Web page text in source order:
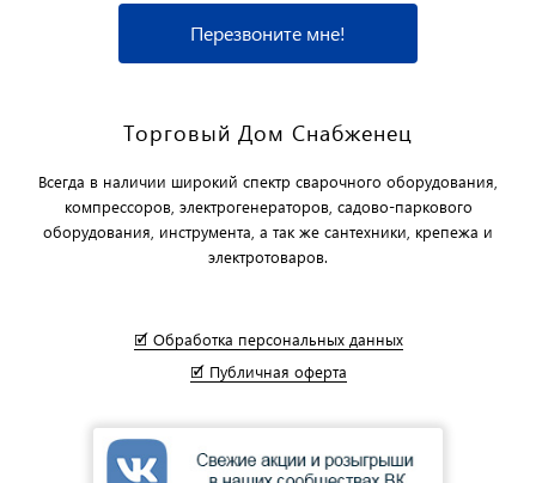
Перезвоните мне!
Торговый Дом Снабженец
Всегда в наличии широкий спектр сварочного оборудования,
компрессоров, электрогенераторов, садово-паркового
оборудования, инструмента, а так же сантехники, крепежа и
электротоваров.
🗹 Обработка персональных данных
🗹 Публичная оферта